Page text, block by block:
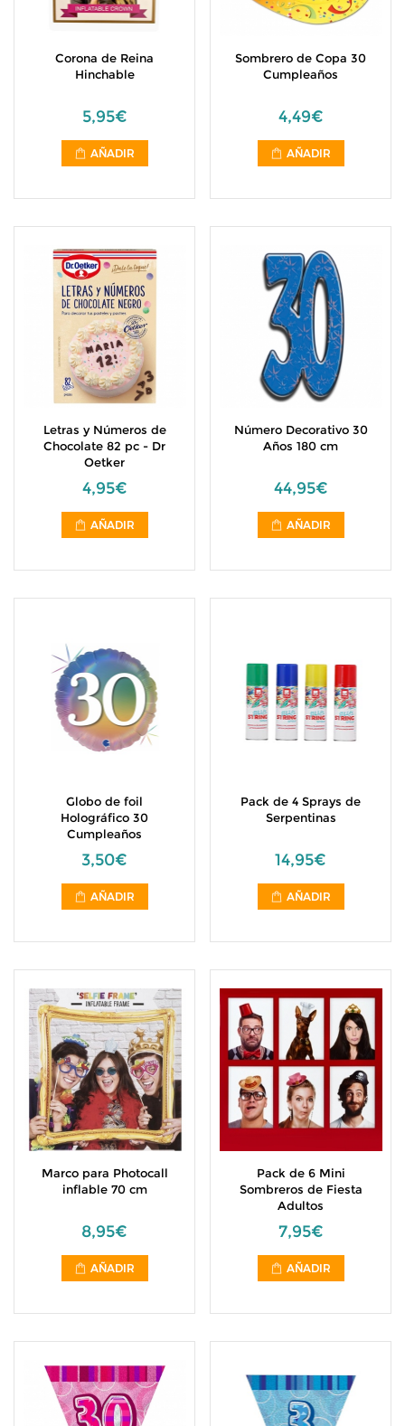
Corona de Reina
Hinchable
5,95€
AÑADIR
Sombrero de Copa 30
Cumpleaños
4,49€
AÑADIR
Letras y Números de
Chocolate 82 pc - Dr
Oetker
4,95€
AÑADIR
Número Decorativo 30
Años 180 cm
44,95€
AÑADIR
Globo de foil
Holográfico 30
Cumpleaños
3,50€
AÑADIR
Pack de 4 Sprays de
Serpentinas
14,95€
AÑADIR
Marco para Photocall
inflable 70 cm
8,95€
AÑADIR
Pack de 6 Mini
Sombreros de Fiesta
Adultos
7,95€
AÑADIR